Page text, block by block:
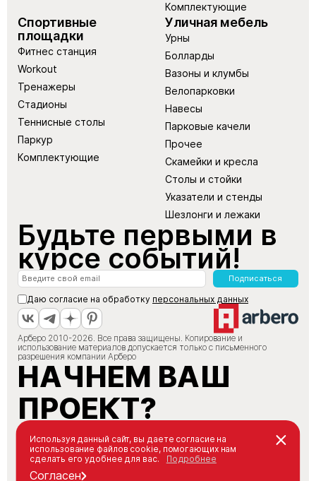
Комплектующие
Спортивные
площадки
Фитнес станция
Workout
Тренажеры
Стадионы
Теннисные столы
Паркур
Комплектующие
Уличная мебель
Урны
Болларды
Вазоны и клумбы
Велопарковки
Навесы
Парковые качели
Прочее
Скамейки и кресла
Столы и стойки
Указатели и стенды
Шезлонги и лежаки
Будьте первыми в
курсе событий!
Подписаться
Даю согласие на обработку персональных данных
Арберо 2010-2026. Все права защищены. Копирование и
использование материалов допускается только с письменного
разрешения компании Арберо
НАЧНЕМ ВАШ
ПРОЕКТ?
+7 (495) 147-66-88
info@arbero.ru
Используя данный сайт, вы даете согласие на
использование файлов cookie, помогающих нам
сделать его удобнее для вас.
Подробнее
Согласен